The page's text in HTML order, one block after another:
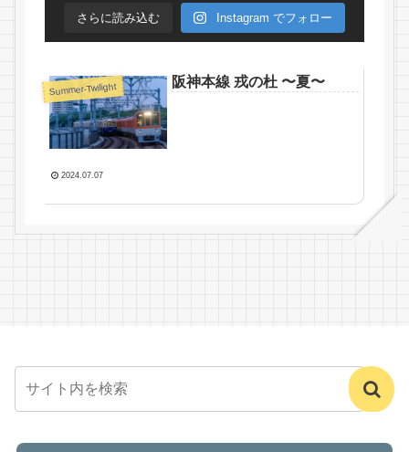
さらに読み込む Instagram でフォロー
Summer-Twilight 阪神本線 戎の杜 〜夏〜
2024.07.07